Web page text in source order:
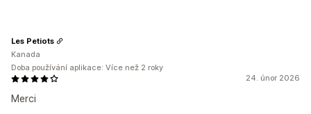
24. únor 2026
Merci
Les Petiots
Kanada
Doba používání aplikace: Více než 2 roky